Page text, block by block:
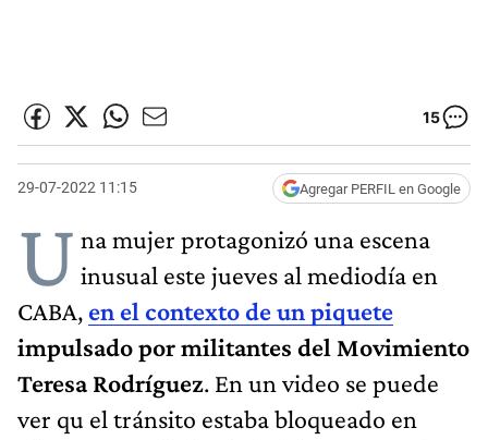
15
29-07-2022 11:15 Agregar PERFIL en Google
U na mujer protagonizó una escena
inusual este jueves al mediodía en
CABA, en el contexto de un piquete
impulsado por militantes del Movimiento
Teresa Rodríguez. En un video se puede
ver qu el tránsito estaba bloqueado en